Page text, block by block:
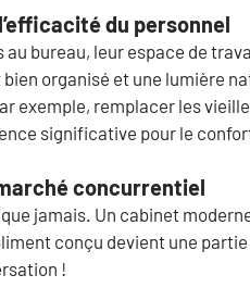
du personnel
au bureau, leur espace de
organisé et une lumière
exemple, remplacer les
significative pour le
concurrentiel
jamais. Un cabinet
conçu devient une
!